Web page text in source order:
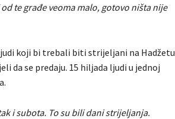
te građe veoma malo, gotovo ništa nije
koji bi trebali biti strijeljani na Hadžetu
da se predaju. 15 hiljada ljudi u jednoj
i subota. To su bili dani strijeljanja.